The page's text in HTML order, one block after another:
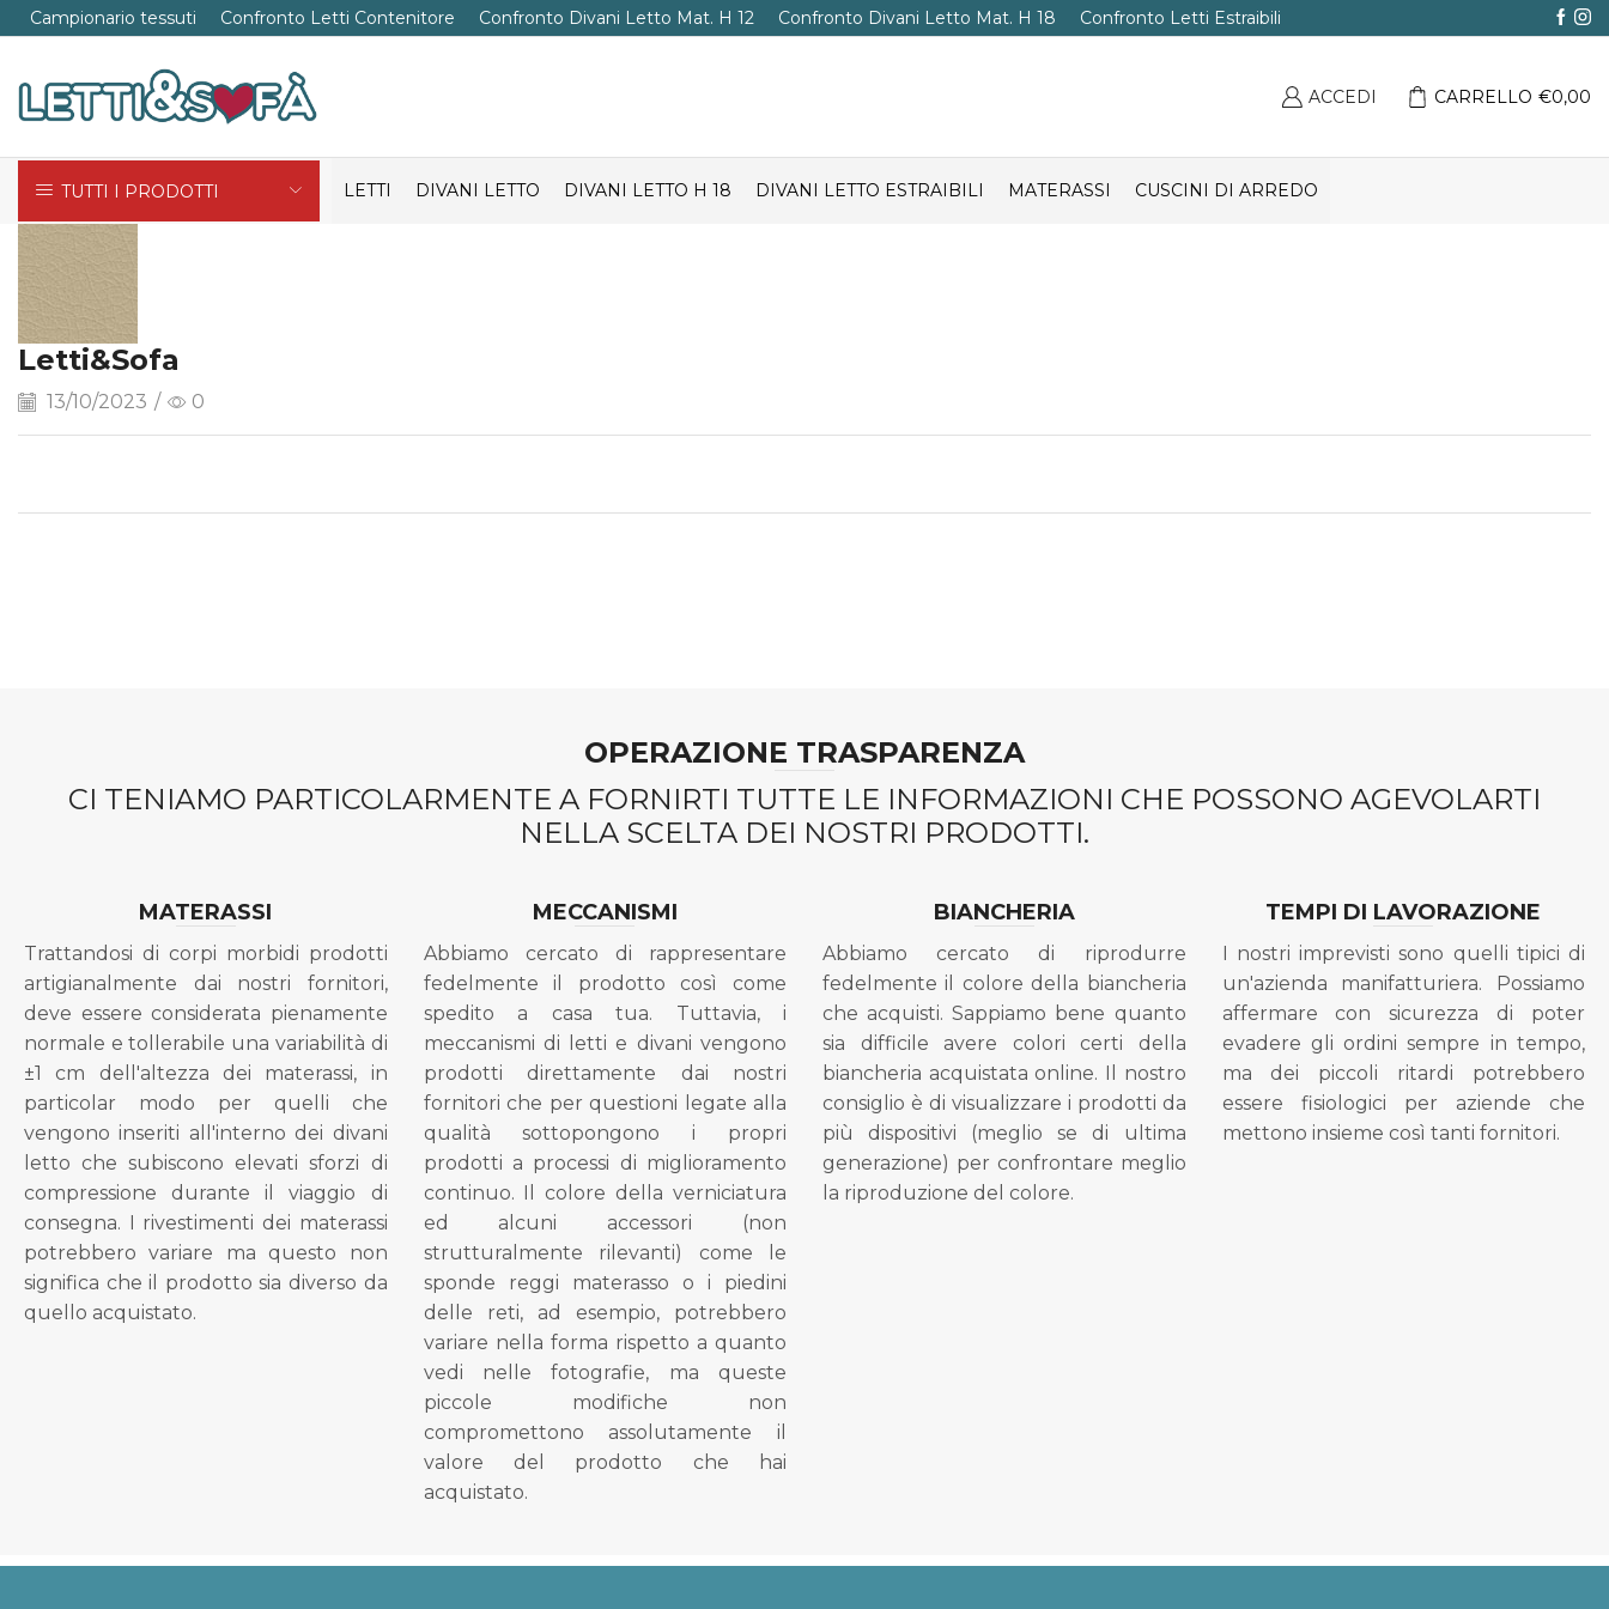
Campionario tessuti Confronto Letti Contenitore Confronto Divani Letto Mat. H 12 Confronto Divani Letto Mat. H 18 Confronto Letti Estraibili
ACCEDI CARRELLO €0,00
TUTTI I PRODOTTI LETTI DIVANI LETTO DIVANI LETTO H 18 DIVANI LETTO ESTRAIBILI MATERASSI CUSCINI DI ARREDO
Letti&Sofa
13/10/2023 / 0
OPERAZIONE TRASPARENZA
CI TENIAMO PARTICOLARMENTE A FORNIRTI TUTTE LE INFORMAZIONI CHE POSSONO AGEVOLARTI
NELLA SCELTA DEI NOSTRI PRODOTTI.
MATERASSI
Trattandosi di corpi morbidi prodotti
artigianalmente dai nostri fornitori,
deve essere considerata pienamente
normale e tollerabile una variabilità di
±1 cm dell'altezza dei materassi, in
particolar modo per quelli che
vengono inseriti all'interno dei divani
letto che subiscono elevati sforzi di
compressione durante il viaggio di
consegna. I rivestimenti dei materassi
potrebbero variare ma questo non
significa che il prodotto sia diverso da
quello acquistato.
MECCANISMI
Abbiamo cercato di rappresentare
fedelmente il prodotto così come
spedito a casa tua. Tuttavia, i
meccanismi di letti e divani vengono
prodotti direttamente dai nostri
fornitori che per questioni legate alla
qualità sottopongono i propri
prodotti a processi di miglioramento
continuo. Il colore della verniciatura
ed alcuni accessori (non
strutturalmente rilevanti) come le
sponde reggi materasso o i piedini
delle reti, ad esempio, potrebbero
variare nella forma rispetto a quanto
vedi nelle fotografie, ma queste
piccole modifiche non
compromettono assolutamente il
valore del prodotto che hai
acquistato.
BIANCHERIA
Abbiamo cercato di riprodurre
fedelmente il colore della biancheria
che acquisti. Sappiamo bene quanto
sia difficile avere colori certi della
biancheria acquistata online. Il nostro
consiglio è di visualizzare i prodotti da
più dispositivi (meglio se di ultima
generazione) per confrontare meglio
la riproduzione del colore.
TEMPI DI LAVORAZIONE
I nostri imprevisti sono quelli tipici di
un'azienda manifatturiera. Possiamo
affermare con sicurezza di poter
evadere gli ordini sempre in tempo,
ma dei piccoli ritardi potrebbero
essere fisiologici per aziende che
mettono insieme così tanti fornitori.